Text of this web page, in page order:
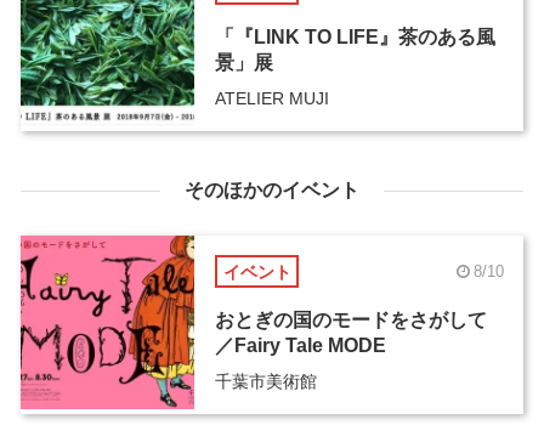
「『LINK TO LIFE』茶のある風
景」展
ATELIER MUJI
そのほかのイベント
イベント 8/10
おとぎの国のモードをさがして
／Fairy Tale MODE
千葉市美術館